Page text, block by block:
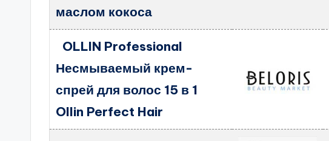
маслом кокоса
OLLIN Professional
Несмываемый крем-
спрей для волос 15 в 1
Ollin Perfect Hair